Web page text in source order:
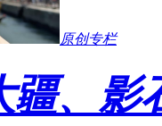
原创专栏
疆、影